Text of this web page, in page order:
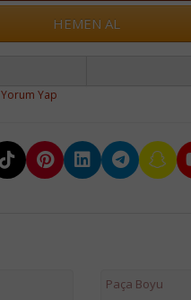
HEMEN AL
Yorum Yap
Paça Boyu